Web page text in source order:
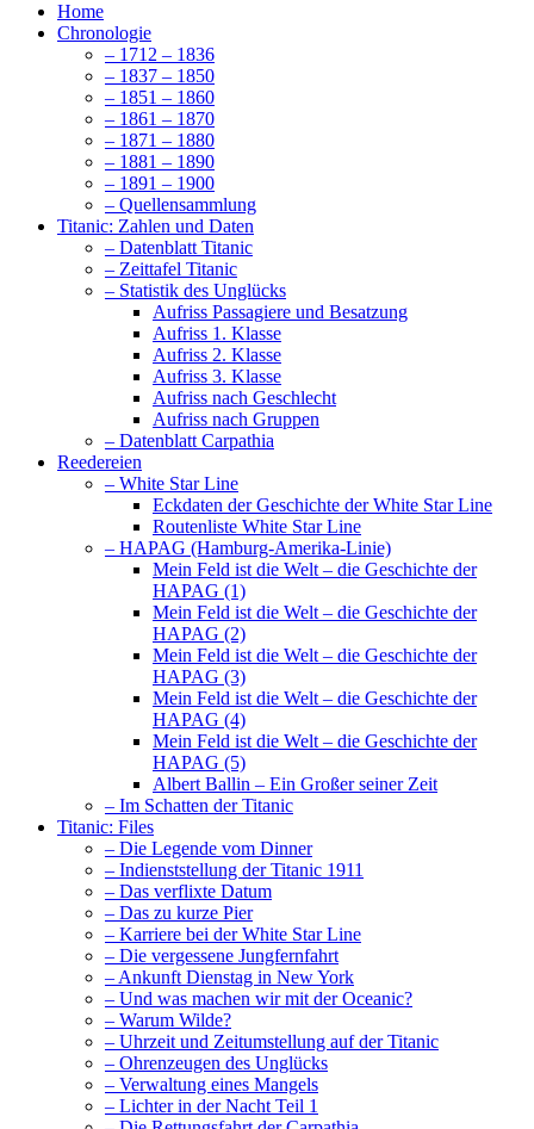
Home
Chronologie
– 1712 – 1836
– 1837 – 1850
– 1851 – 1860
– 1861 – 1870
– 1871 – 1880
– 1881 – 1890
– 1891 – 1900
– Quellensammlung
Titanic: Zahlen und Daten
– Datenblatt Titanic
– Zeittafel Titanic
– Statistik des Unglücks
Aufriss Passagiere und Besatzung
Aufriss 1. Klasse
Aufriss 2. Klasse
Aufriss 3. Klasse
Aufriss nach Geschlecht
Aufriss nach Gruppen
– Datenblatt Carpathia
Reedereien
– White Star Line
Eckdaten der Geschichte der White Star Line
Routenliste White Star Line
– HAPAG (Hamburg-Amerika-Linie)
Mein Feld ist die Welt – die Geschichte der
HAPAG (1)
Mein Feld ist die Welt – die Geschichte der
HAPAG (2)
Mein Feld ist die Welt – die Geschichte der
HAPAG (3)
Mein Feld ist die Welt – die Geschichte der
HAPAG (4)
Mein Feld ist die Welt – die Geschichte der
HAPAG (5)
Albert Ballin – Ein Großer seiner Zeit
– Im Schatten der Titanic
Titanic: Files
– Die Legende vom Dinner
– Indienststellung der Titanic 1911
– Das verflixte Datum
– Das zu kurze Pier
– Karriere bei der White Star Line
– Die vergessene Jungfernfahrt
– Ankunft Dienstag in New York
– Und was machen wir mit der Oceanic?
– Warum Wilde?
– Uhrzeit und Zeitumstellung auf der Titanic
– Ohrenzeugen des Unglücks
– Verwaltung eines Mangels
– Lichter in der Nacht Teil 1